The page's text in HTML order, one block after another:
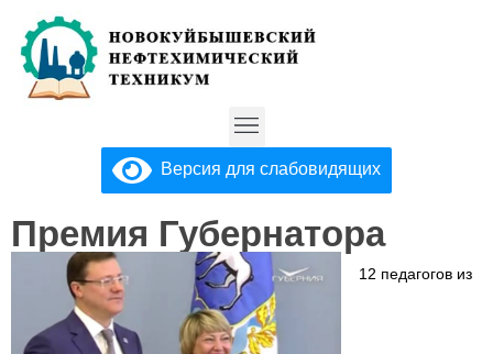
Версия для слабовидящих
Премия Губернатора
12 педагогов из